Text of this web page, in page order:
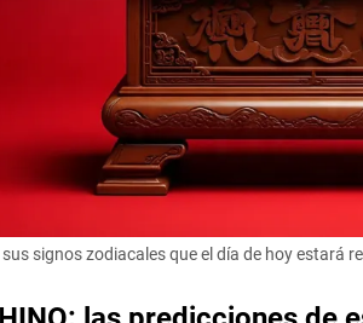
signos zodiacales que el día de hoy estará